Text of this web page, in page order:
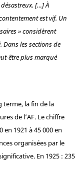
[…] À
est vif. Un
» considèrent
les sections de
être plus marqué
terme, la fin de la
de l’AF. Le chiffre
1921 à 45 000 en
organisées par le
En 1925 : 235